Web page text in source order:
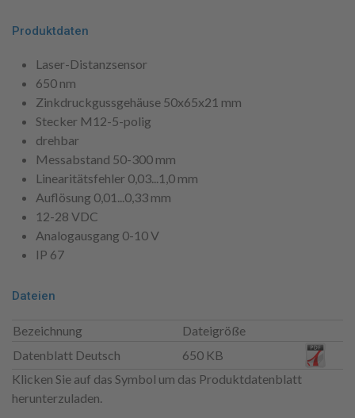
Produktdaten
Laser-Distanzsensor
650 nm
Zinkdruckgussgehäuse 50x65x21 mm
Stecker M12-5-polig
drehbar
Messabstand 50-300 mm
Linearitätsfehler 0,03...1,0 mm
Auflösung 0,01...0,33 mm
12-28 VDC
Analogausgang 0-10 V
IP 67
Dateien
Bezeichnung
Dateigröße
Datenblatt Deutsch
650 KB
Klicken Sie auf das Symbol um das Produktdatenblatt
herunterzuladen.